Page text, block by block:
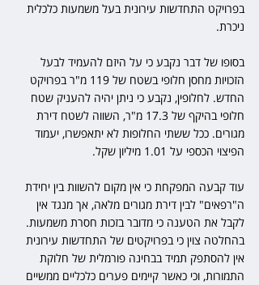
בפרויקט התחדשות עירונית בעל משמעות כלכלית
ניכרת.
בסופו של דבר נקבע כי על היזם להעמיד לבעל
הזכויות מחסן חלופי בשטח של 119 מ"ר בפרויקט
החדש. לחלופין, נקבע כי ניתן יהיה להעניק שטח
חלופי בהיקף של 17.3 מ"ר, השווה לשטח דירת
מגורים. ככל ששתי החלופות לא יתאפשרו, יעמוד
הפיצוי הכספי על 1.01 מיליון שקל.
עוד קבעה המפקחת כי אין מקום להשוות בין יחידת
ה"רפאים" לבין דירת מגורים מלאה, אך מנגד אין
לקבל את הטענה כי מדובר בזכות חסרת משמעות.
בהחלטה צוין כי בפרויקטים של התחדשות עירונית
אין להסתפק תמיד בבחינה פורמלית של חלוקת
התמורות, וכי כאשר קיימים פערים כלכליים ממשיים